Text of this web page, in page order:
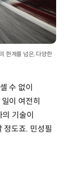
한계를 넘은, 다양한
수 없이
이 여전히
기술이
정도죠. 민성필